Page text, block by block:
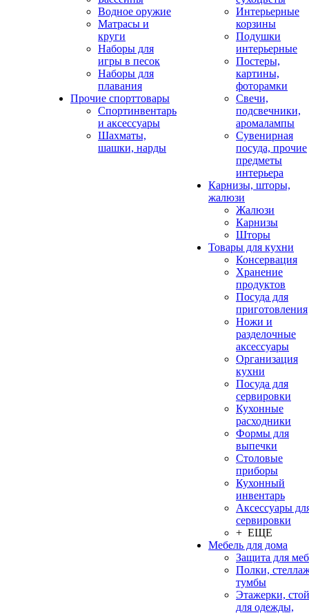
Водное оружие
Матрасы и
круги
Наборы для
игры в песок
Наборы для
плавания
Прочие спорттовары
Спортинвентарь
и аксессуары
Шахматы,
шашки, нарды
Интерьерные
корзины
Подушки
интерьерные
Постеры,
картины,
фоторамки
Свечи,
подсвечники,
аромалампы
Сувенирная
посуда, прочие
предметы
интерьера
Карнизы, шторы,
жалюзи
Жалюзи
Карнизы
Шторы
Товары для кухни
Консервация
Хранение
продуктов
Посуда для
приготовления
Ножи и
разделочные
аксессуары
Организация
кухни
Посуда для
сервировки
Кухонные
расходники
Формы для
выпечки
Столовые
приборы
Кухонный
инвентарь
Аксессуары
сервировки
+ ЕЩЕ
Мебель для дома
Защита для
Полки,
тумбы
Этажерки,
для одежды,